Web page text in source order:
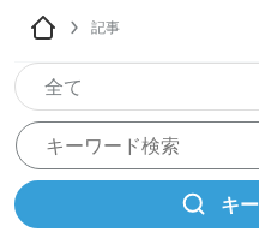
記事
全て
キ